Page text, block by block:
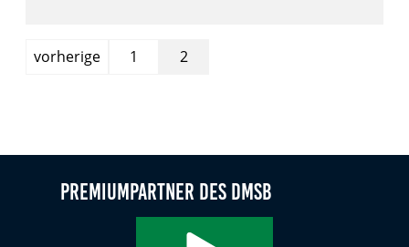
vorherige Seite
1 2
Premiumpartner des DMSB